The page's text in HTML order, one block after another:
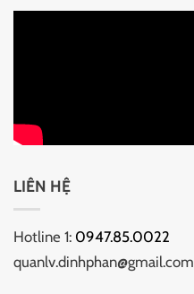
LIÊN HỆ
Hotline 1: 0947.85.0022
quanlv.dinhphan@gmail.com